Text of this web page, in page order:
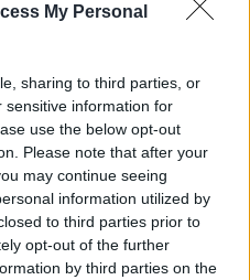
My Personal
sharing to third parties, or
sensitive information for
use the below opt-out
Please note that after your
may continue seeing
information utilized by
to third parties prior to
opt-out of the further
by third parties on the